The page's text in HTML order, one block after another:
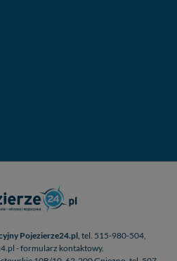
Pojezierze24.pl, tel. 515-980-504,
- formularz kontaktowy.